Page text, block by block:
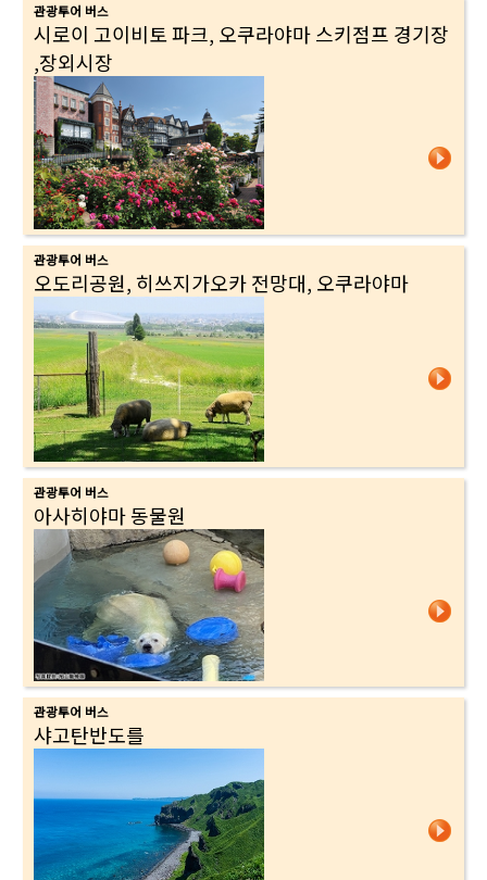
관광투어 버스
시로이 고이비토 파크, 오쿠라야마 스키점프 경기장
,장외시장
관광투어 버스
오도리공원, 히쓰지가오카 전망대, 오쿠라야마
관광투어 버스
아사히야마 동물원
관광투어 버스
샤고탄반도를